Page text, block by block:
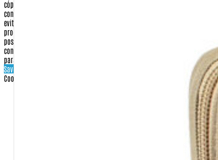
cópias de documentos. Este procedimento, que será esclarecido quando do
contato, visa única e exclusivamente confirmar a identidade do comprador e
evitar qualquer tipo de dano ou prejuízo aos nossos clientes. Tal
procedimento, quando necessário, aumenta em até 48 horas úteis o prazo de
postagem e entrega. É importante ressaltar que seus dados são
confidenciais e que não serão compartilhados, vendidos ou informados
para terceiros.
Save settings
Cookies settings